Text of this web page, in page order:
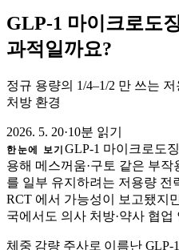
GLP-1 마이크로도
과적일까요?
정규 용량의 1/4–1/2 만 쓰는
처방 환경
2026. 5. 20·10분 읽기
한눈에 보기GLP-1 마이크로도
용해 메스꺼움·구토 같은 부
를 일부 유지하려는 저용량 전
RCT 에서 가능성이 보고됐지
국에서도 의사 처방·약사 협
체중 감량 주사로 이름난 GLP-